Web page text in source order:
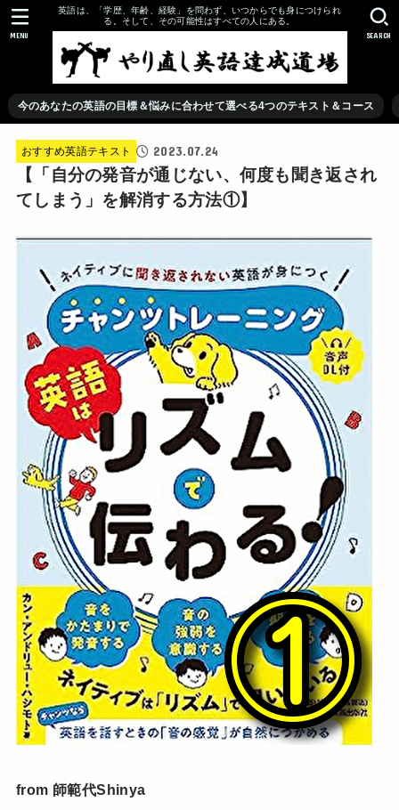
英語は、「学歴、年齢、経験」を問わず、いつからでも身につけられ
る。そして、その可能性はすべての人にある。
今のあなたの英語の目標＆悩みに合わせて選べる4つのテキスト＆コース
SEARCH
MENU
おすすめ英語テキスト 2023.07.24
【「自分の発音が通じない、何度も聞き返され
てしまう」を解消する方法①】
from 師範代Shinya